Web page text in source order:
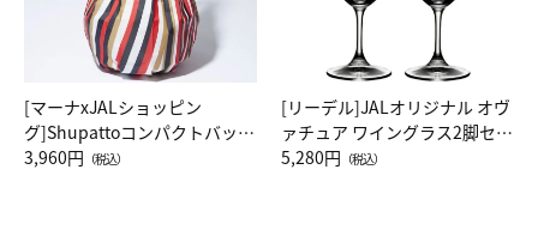
[マーナxJALショッピン
グ]Shupattoコンパクトバッグ
Drop JAL客室乗務員（LC）ス
3,960円 （税込）
[リーデル]JALオリジナル オヴ
ァチュア ワイングラス2脚セッ
ト（レッドワイン）
5,280円 （税込）